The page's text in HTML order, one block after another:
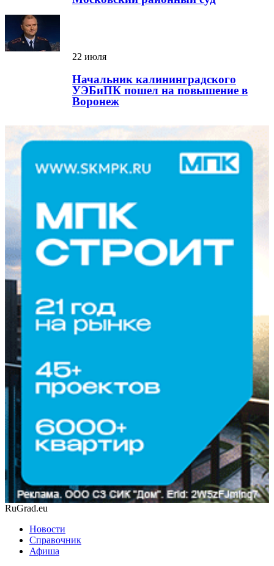
22 июля
Начальник калининградского
УЭБиПК пошел на повышение в
Воронеж
RuGrad.eu
Новости
Справочник
Афиша